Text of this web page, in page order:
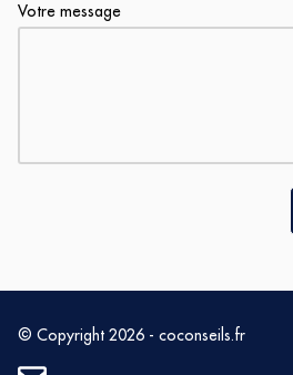
Votre message
© Copyright 2026 - coconseils.fr